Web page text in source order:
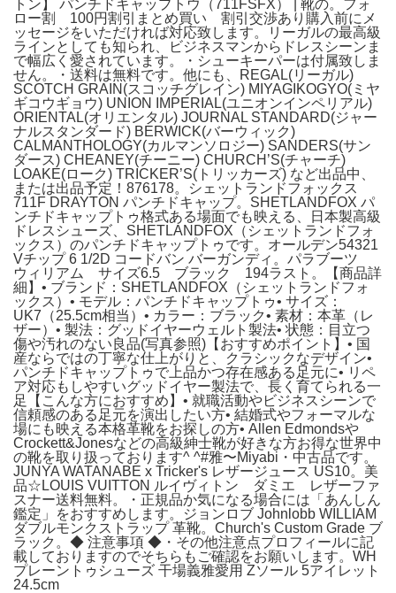
トン】 パンチドキャップトウ（711FSFX） | 靴の。フォ
ロー割 100円割引まとめ買い 割引交渉あり購入前にメ
ッセージをいただければ対応致します。リーガルの最高級
ラインとしても知られ、ビジネスマンからドレスシーンま
で幅広く愛されています。・シューキーパーは付属致しま
せん。・送料は無料です。他にも、REGAL(リーガル)
SCOTCH GRAIN(スコッチグレイン) MIYAGIKOGYO(ミヤ
ギコウギョウ) UNION IMPERIAL(ユニオンインペリアル)
ORIENTAL(オリエンタル) JOURNAL STANDARD(ジャー
ナルスタンダード) BERWICK(バーウィック)
CALMANTHOLOGY(カルマンソロジー) SANDERS(サン
ダース) CHEANEY(チーニー) CHURCH’S(チャーチ)
LOAKE(ローク) TRICKER’S(トリッカーズ) など出品中、
または出品予定！876178。シェットランドフォックス
711F DRAYTON パンチドキャップ。SHETLANDFOX パ
ンチドキャップトゥ格式ある場面でも映える、日本製高級
ドレスシューズ、SHETLANDFOX（シェットランドフォ
ックス）のパンチドキャップトゥです。オールデン54321
Vチップ 6 1/2D コードバン バーガンディ。パラブーツ
ウィリアム サイズ6.5 ブラック 194ラスト。【商品詳
細】• ブランド：SHETLANDFOX（シェットランドフォ
ックス）• モデル：パンチドキャップトゥ• サイズ：
UK7（25.5cm相当）• カラー：ブラック• 素材：本革（レ
ザー）• 製法：グッドイヤーウェルト製法• 状態：目立つ
傷や汚れのない良品(写真参照)【おすすめポイント】• 国
産ならではの丁寧な仕上がりと、クラシックなデザイン•
パンチドキャップトゥで上品かつ存在感ある足元に• リペ
ア対応もしやすいグッドイヤー製法で、長く育てられる一
足【こんな方におすすめ】• 就職活動やビジネスシーンで
信頼感のある足元を演出したい方• 結婚式やフォーマルな
場にも映える本格革靴をお探しの方• Allen Edmondsや
Crockett&Jonesなどの高級紳士靴が好きな方お得な世界中
の靴を取り扱っております^ ^#雅〜Miyabi・中古品です。
JUNYA WATANABE x Tricker's レザージュース US10。美
品☆LOUIS VUITTON ルイヴィトン ダミエ レザーファ
スナー送料無料。・正規品か気になる場合には「あんしん
鑑定」をおすすめします。ジョンロブ Johnlobb WILLIAM
ダブルモンクストラップ 革靴。Church's Custom Grade ブ
ラック。◆ 注意事項 ◆・その他注意点プロフィールに記
載しておりますのでそちらもご確認をお願いします。WH
プレーントゥシューズ 干場義雅愛用 Zソール 5アイレット
24.5cm